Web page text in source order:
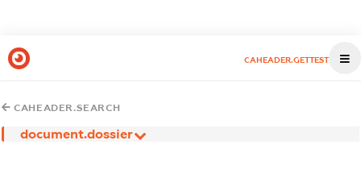
CAHEADER.GETTEST
CAHEADER.SEARCH
document.dossier